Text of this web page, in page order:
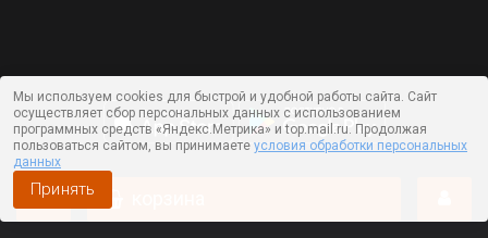
Мы используем cookies для быстрой и удобной работы сайта. Сайт
осуществляет сбор персональных данных с использованием
программных средств «Яндекс.Метрика» и top.mail.ru. Продолжая
пользоваться сайтом, вы принимаете условия обработки персональных
данных
Принять